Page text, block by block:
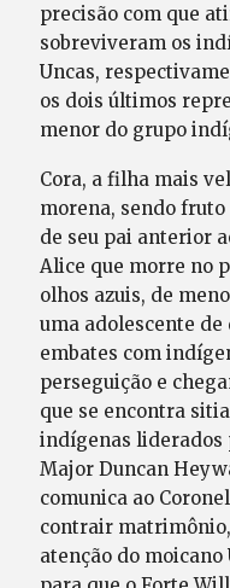
precisão com que
sobreviveram os
Uncas,
os dois últimos
menor do grupo
Cora, a filha mais
morena, sendo
de seu pai anterior
Alice que morre no
olhos azuis, de
uma adolescente de
embates com
perseguição e
que se encontra
indígenas liderados
Major Duncan
comunica ao
contrair matrimônio,
atenção do moicano